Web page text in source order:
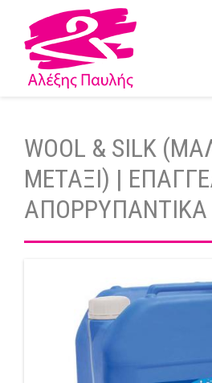
WOOL & SILK
ΜΕΤΑΞΙ) |
ΑΠΟΡΡΥΠΑΝΤΙΚΑ